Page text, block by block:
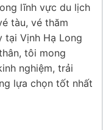
lĩnh vực du lịch
tàu, vé thăm
tại Vịnh Hạ Long
tôi mong
nghiệm, trải
lựa chọn tốt nhất